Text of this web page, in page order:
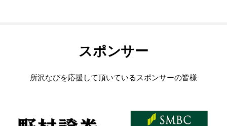
スポンサー
所沢なびを応援して頂いているスポンサーの皆様